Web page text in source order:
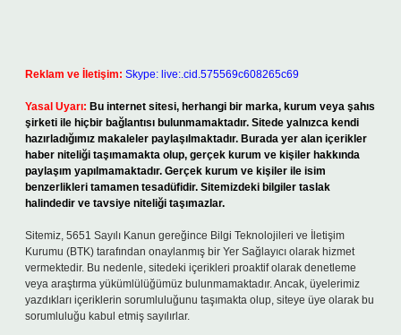
Reklam ve İletişim: Skype: live:.cid.575569c608265c69
Yasal Uyarı: Bu internet sitesi, herhangi bir marka, kurum veya şahıs
şirketi ile hiçbir bağlantısı bulunmamaktadır. Sitede yalnızca kendi
hazırladığımız makaleler paylaşılmaktadır. Burada yer alan içerikler
haber niteliği taşımamakta olup, gerçek kurum ve kişiler hakkında
paylaşım yapılmamaktadır. Gerçek kurum ve kişiler ile isim
benzerlikleri tamamen tesadüfidir. Sitemizdeki bilgiler taslak
halindedir ve tavsiye niteliği taşımazlar.
Sitemiz, 5651 Sayılı Kanun gereğince Bilgi Teknolojileri ve İletişim
Kurumu (BTK) tarafından onaylanmış bir Yer Sağlayıcı olarak hizmet
vermektedir. Bu nedenle, sitedeki içerikleri proaktif olarak denetleme
veya araştırma yükümlülüğümüz bulunmamaktadır. Ancak, üyelerimiz
yazdıkları içeriklerin sorumluluğunu taşımakta olup, siteye üye olarak bu
sorumluluğu kabul etmiş sayılırlar.